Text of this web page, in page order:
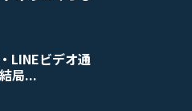
LINEビデオ通
局...